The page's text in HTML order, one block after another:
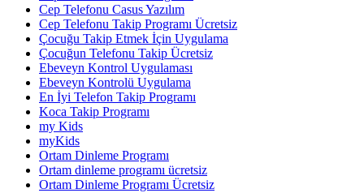
Cep Telefonu Casus Yazılım
Cep Telefonu Takip Programı Ücretsiz
Çocuğu Takip Etmek İçin Uygulama
Çocuğun Telefonu Takip Ücretsiz
Ebeveyn Kontrol Uygulaması
Ebeveyn Kontrolü Uygulama
En İyi Telefon Takip Programı
Koca Takip Programı
my Kids
myKids
Ortam Dinleme Programı
Ortam dinleme programı ücretsiz
Ortam Dinleme Programı Ücretsiz